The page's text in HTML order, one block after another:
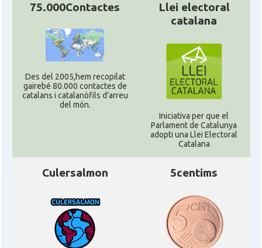
75.000Contactes
Des del 2005,hem recopilat
gairebé 80.000 contactes de
catalans i catalanòfils d'arreu
del món.
Llei electoral
catalana
Iniciativa per que el
Parlament de Catalunya
adopti una Llei Electoral
Catalana
Culersalmon 5centims